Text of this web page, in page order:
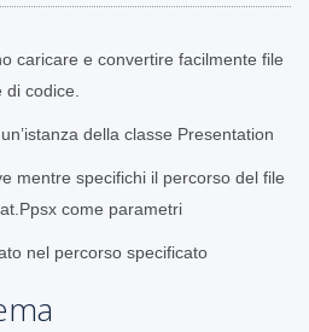
caricare e convertire facilmente file
codice.
della classe Presentation
mentre specifichi il percorso del file
come parametri
nel percorso specificato